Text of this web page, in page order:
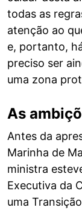
todas as
atenção ao
e, portanto,
preciso ser
uma zona
As
Antes da
Marinha de
ministra
Executiva da
uma